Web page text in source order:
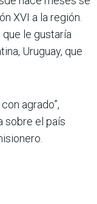
XVI a la región.
le gustaría
Uruguay, que
agrado”,
sobre el país